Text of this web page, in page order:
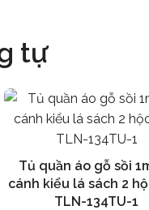
tự
Thêm vào giỏ hàng
Tủ quần áo gỗ sồi
cánh kiểu lá sách 2
TLN-134TU-1